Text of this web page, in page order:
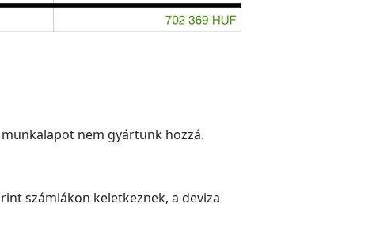
nem gyártunk hozzá.
számlákon keletkeznek, a deviza